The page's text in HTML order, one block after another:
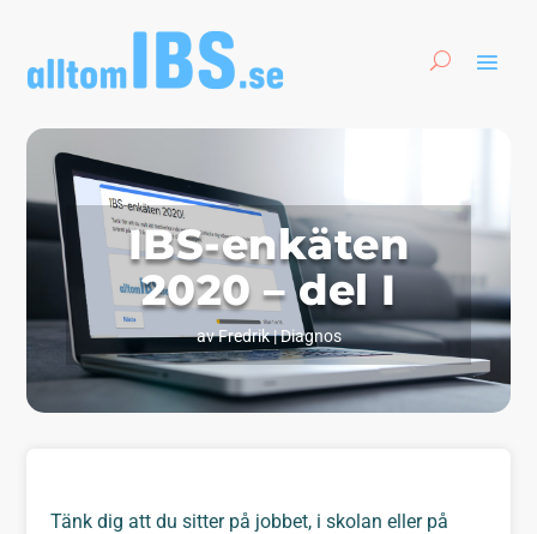
IBS-enkäten
2020 – del I
avFredrik|Diagnos
Tänk dig att du sitter på jobbet, i skolan eller på